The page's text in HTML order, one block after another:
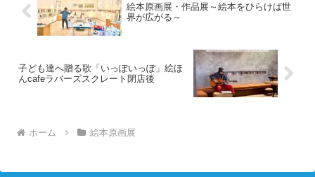
絵本原画展・作品展～絵本をひらけば世
界が広がる～
子ども達へ贈る歌「いっぽいっぽ」絵ほ
んcafeラバーズスクレート閉店後
ホーム 絵本原画展